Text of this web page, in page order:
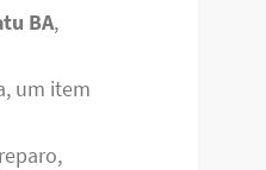
BA,
um item